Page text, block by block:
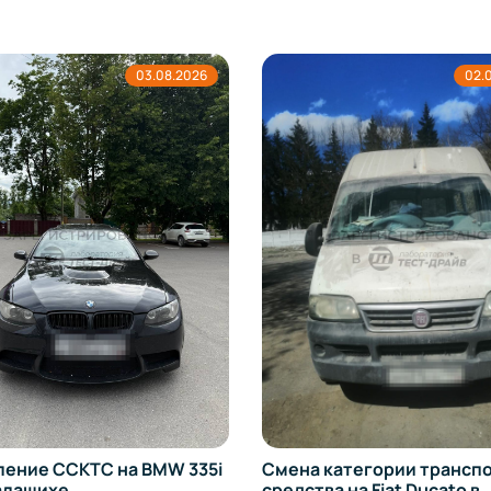
03.08.2026
ССКТС на BMW 335i
Смена категории